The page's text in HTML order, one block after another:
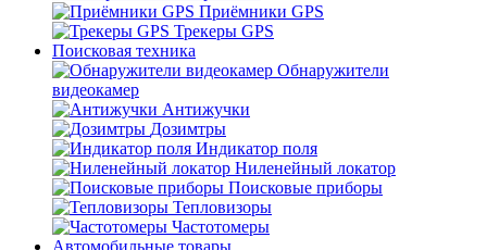
Приёмники GPS
Трекеры GPS
Поисковая техника
Обнаружители
видеокамер
Антижучки
Дозимтры
Индикатор поля
Ниленейный локатор
Поисковые приборы
Тепловизоры
Частотомеры
Автомобильные товары